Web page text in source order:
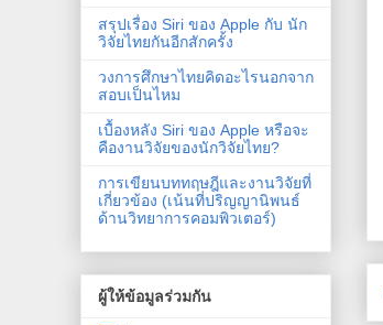
สรุปเรื่อง Siri ของ Apple กับ นัก
วิจัยไทยกันอีกสักครั้ง
วงการศึกษาไทยคิดอะไรนอกจาก
สอบเป็นไหม
เบื้องหลัง Siri ของ Apple หรือจะ
คืองานวิจัยของนักวิจัยไทย?
การเขียนบททฤษฎีและงานวิจัยที่
เกี่ยวข้อง (เน้นที่ปริญญานิพนธ์
ด้านวิทยาการคอมพิวเตอร์)
ผู้ให้ข้อมูลร่วมกัน